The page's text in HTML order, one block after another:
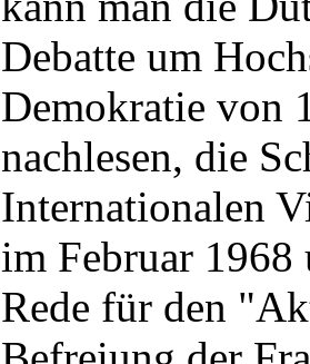
Debatte um
Demokratie von
nachlesen, die
Internationalen
im Februar 1968
Rede für den